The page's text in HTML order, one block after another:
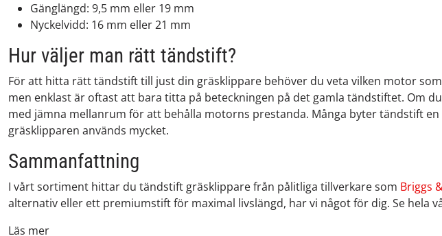
Gänglängd: 9,5 mm eller 19 mm
Nyckelvidd: 16 mm eller 21 mm
Hur väljer man rätt tändstift?
För att hitta rätt tändstift till just din gräsklippare behöver du veta vilken motor
men enklast är oftast att bara titta på beteckningen på det gamla tändstiftet. Om
med jämna mellanrum för att behålla motorns prestanda. Många byter tändstift
gräsklipparen används mycket.
Sammanfattning
I vårt sortiment hittar du tändstift gräsklippare från pålitliga tillverkare som Briggs
alternativ eller ett premiumstift för maximal livslängd, har vi något för dig. Se
Läs mer